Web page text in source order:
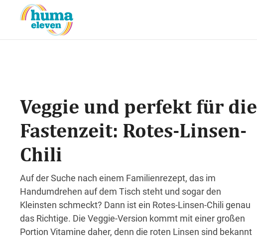
Veggie und perfekt für die
Fastenzeit: Rotes-Linsen-
Chili
Auf der Suche nach einem Familienrezept, das im
Handumdrehen auf dem Tisch steht und sogar den
Kleinsten schmeckt? Dann ist ein Rotes-Linsen-Chili genau
das Richtige. Die Veggie-Version kommt mit einer großen
Portion Vitamine daher, denn die roten Linsen sind bekannt